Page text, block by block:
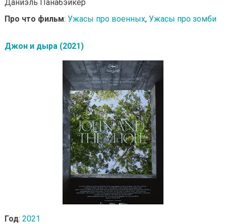
Даниэль Панабэйкер
Про что фильм: Ужасы про военных, Ужасы про зомби
Джон и дыра (2021)
Год: 2021